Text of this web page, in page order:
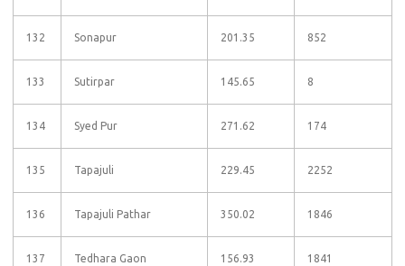
132 Sonapur 201.35 852
133 Sutirpar 145.65 8
134 Syed Pur 271.62 174
135 Tapajuli 229.45 2252
136 Tapajuli Pathar 350.02 1846
137 Tedhara Gaon 156.93 1841